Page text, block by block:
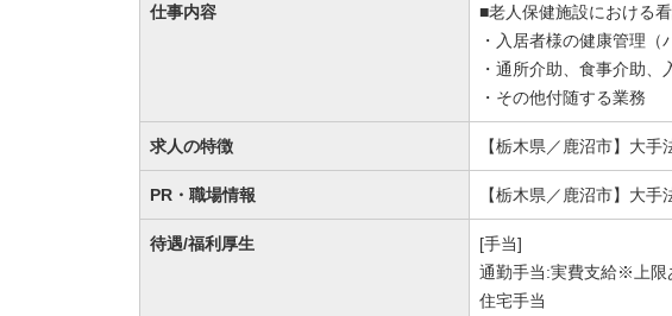
仕事内容
■老人保健施設における
・入居者様の健康管理（
・通所介助、食事介助、
・その他付随する業務
求人の特徴 【栃木県／鹿沼市】大
PR・職場情報 【栃木県／鹿沼市】大
待遇/福利厚生
[手当]
通勤手当:実費支給※上限
住宅手当